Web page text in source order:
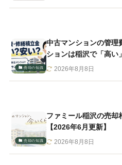
売却の知識
中古マンションの管理
ションは稲沢で「高い
2026年8月8日
売却の知識
ファミール稲沢の売却
【2026年6月更新】
2026年8月8日